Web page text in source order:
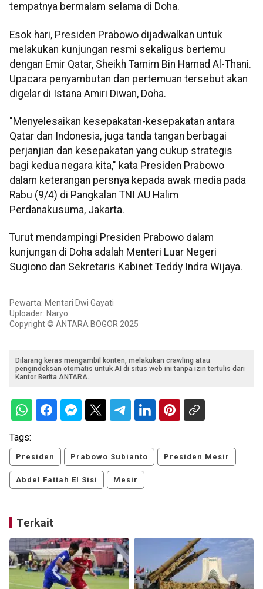
tempatnya bermalam selama di Doha.
Esok hari, Presiden Prabowo dijadwalkan untuk
melakukan kunjungan resmi sekaligus bertemu
dengan Emir Qatar, Sheikh Tamim Bin Hamad Al-Thani.
Upacara penyambutan dan pertemuan tersebut akan
digelar di Istana Amiri Diwan, Doha.
"Menyelesaikan kesepakatan-kesepakatan antara
Qatar dan Indonesia, juga tanda tangan berbagai
perjanjian dan kesepakatan yang cukup strategis
bagi kedua negara kita," kata Presiden Prabowo
dalam keterangan persnya kepada awak media pada
Rabu (9/4) di Pangkalan TNI AU Halim
Perdanakusuma, Jakarta.
Turut mendampingi Presiden Prabowo dalam
kunjungan di Doha adalah Menteri Luar Negeri
Sugiono dan Sekretaris Kabinet Teddy Indra Wijaya.
Pewarta: Mentari Dwi Gayati
Uploader: Naryo
Copyright © ANTARA BOGOR 2025
Dilarang keras mengambil konten, melakukan crawling atau
pengindeksan otomatis untuk AI di situs web ini tanpa izin tertulis dari
Kantor Berita ANTARA.
Tags:
Presiden Prabowo Subianto Presiden Mesir
Abdel Fattah El Sisi Mesir
Terkait